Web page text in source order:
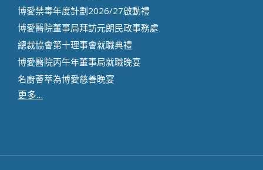
博愛禁毒年度計劃2026/27啟動禮
博愛醫院董事局拜訪元朗民政事務處
總裁協會第十理事會就職典禮
博愛醫院丙午年董事局就職晚宴
名廚薈萃為博愛慈善晚宴
更多…